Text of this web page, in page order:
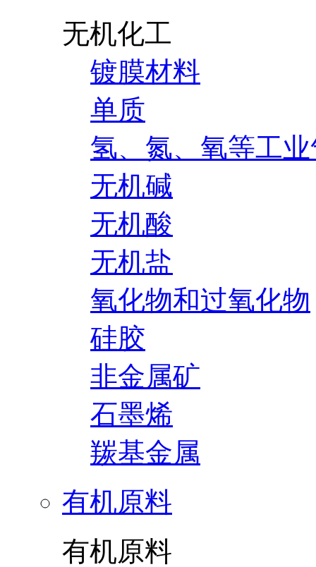
无机化工
镀膜材料
单质
氢、氮、氧等工
无机碱
无机酸
无机盐
氧化物和过氧化物
硅胶
非金属矿
石墨烯
羰基金属
有机原料
有机原料